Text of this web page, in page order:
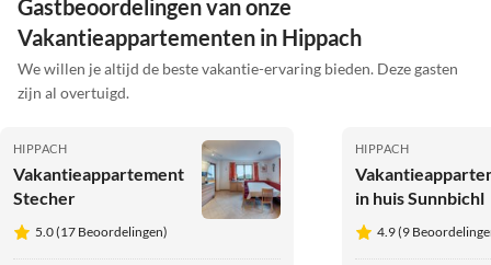
Gastbeoordelingen van onze
Vakantieappartementen in Hippach
We willen je altijd de beste vakantie-ervaring bieden. Deze gasten
zijn al overtuigd.
HIPPACH
Vakantieappartement
Stecher
5.0 (17 Beoordelingen)
HIPPACH
in huis Sunnbichl
4.9 (9